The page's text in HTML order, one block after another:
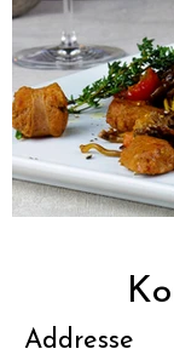
Addresse